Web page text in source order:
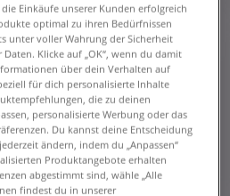
Einkäufe unserer Kunden erfolgreich
optimal zu ihren Bedürfnissen
unter voller Wahrung der Sicherheit
Klicke auf „OK“, wenn du damit
über dein Verhalten auf
für dich personalisierte Inhalte
die zu deinen
personalisierte Werbung oder das
Du kannst deine Entscheidung
ändern, indem du „Anpassen“
Produktangebote erhalten
abgestimmt sind, wähle „Alle
findest du in unserer